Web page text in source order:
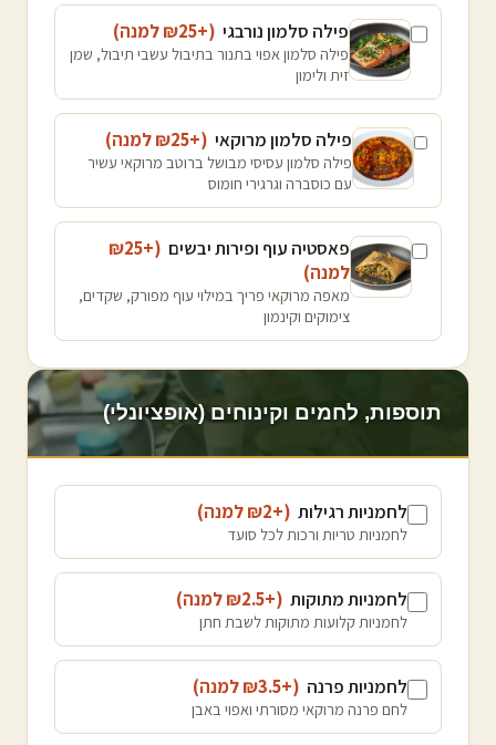
פילה סלמון נורבגי (+₪
25 למנה)
פילה סלמון אפוי בתנור בתיבול עשבי תיבול, שמן
זית ולימון
פילה סלמון מרוקאי (+₪
25 למנה)
פילה סלמון עסיסי מבושל ברוטב מרוקאי עשיר
עם כוסברה וגרגירי חומוס
פאסטיה עוף ופירות יבשים (+₪
25
למנה)
מאפה מרוקאי פריך במילוי עוף מפורק, שקדים,
צימוקים וקינמון
תוספות, לחמים וקינוחים (אופציונלי)
לחמניות רגילות (+₪
2 למנה)
לחמניות טריות ורכות לכל סועד
לחמניות מתוקות (+₪
2.5 למנה)
לחמניות קלועות מתוקות לשבת חתן
לחמניות פרנה (+₪
3.5 למנה)
לחם פרנה מרוקאי מסורתי ואפוי באבן